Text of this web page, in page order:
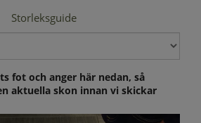
Storleksguide
fot och anger här nedan, så
aktuella skon innan vi skickar